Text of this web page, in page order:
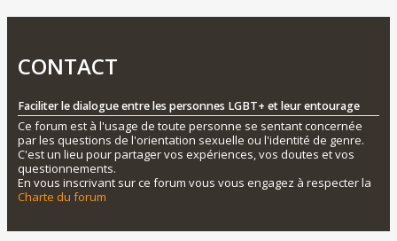
CONTACT
Faciliter le dialogue entre les personnes LGBT+ et leur entourage
Ce forum est à l'usage de toute personne se sentant concernée
par les questions de l'orientation sexuelle ou l'identité de genre.
C'est un lieu pour partager vos expériences, vos doutes et vos
questionnements.
En vous inscrivant sur ce forum vous vous engagez à respecter la
Charte du forum